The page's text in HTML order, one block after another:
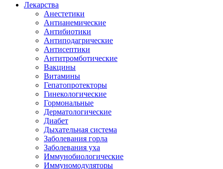
Лекарства
Анестетики
Антианемические
Антибиотики
Антиподагрические
Антисептики
Антитромботические
Вакцины
Витамины
Гепатопротекторы
Гинекологические
Гормональные
Дерматологические
Диабет
Дыхательная система
Заболевания горла
Заболевания уха
Иммунобиологические
Иммуномодуляторы